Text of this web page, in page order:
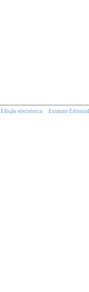
Edição electrónica Estatuto Editorial